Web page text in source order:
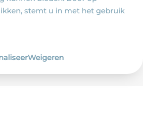
stemt u in met het gebruik
Weigeren
en realisatie